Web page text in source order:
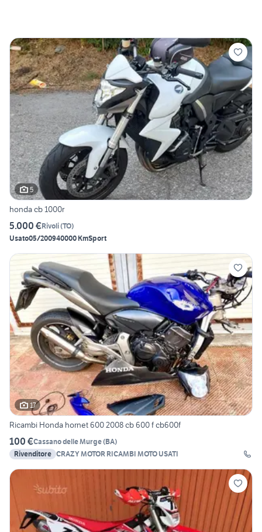
5
honda cb 1000r
5.000 €Rivoli(TO)
Usato05/200940000 KmSport
17
Ricambi Honda hornet 600 2008 cb 600 f cb600f
100 €Cassano delle Murge(BA)
Rivenditore CRAZY MOTOR RICAMBI MOTO USATI